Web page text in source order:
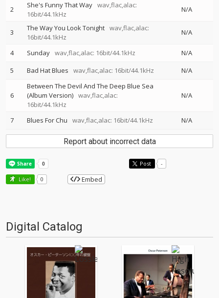
2 She's Funny That Way wav,flac,alac:
16bit/44.1kHz
N/A
3 The Way You Look Tonight wav,flac,alac:
16bit/44.1kHz
N/A
4 Sunday wav,flac,alac: 16bit/44.1kHz
N/A
5
Bad Hat Blues wav,flac,alac: 16bit/44.1kHz N/A
6
Between The Devil And The Deep Blue Sea
(Album Version) wav,flac,alac:
16bit/44.1kHz
N/A
7 Blues For Chu wav,flac,alac: 16bit/44.1kHz N/A
Report about incorrect data
Post -
Like! 0 Embed
Digital Catalog